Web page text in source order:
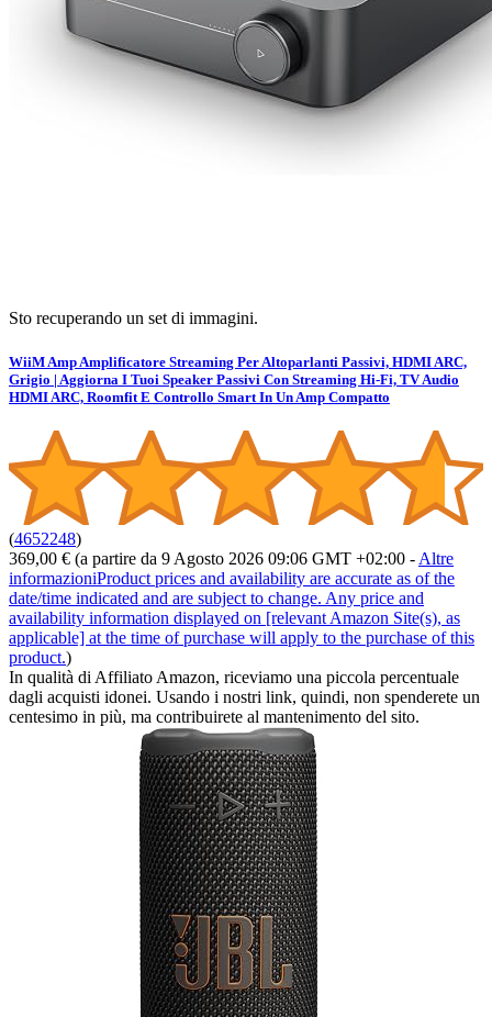
Sto recuperando un set di immagini.
WiiM Amp Amplificatore Streaming Per Altoparlanti Passivi, HDMI ARC,
Grigio | Aggiorna I Tuoi Speaker Passivi Con Streaming Hi-Fi, TV Audio
HDMI ARC, Roomfit E Controllo Smart In Un Amp Compatto
(4652248)
369,00 € (a partire da 9 Agosto 2026 09:06 GMT +02:00 - Altre
informazioniProduct prices and availability are accurate as of the
date/time indicated and are subject to change. Any price and
availability information displayed on [relevant Amazon Site(s), as
applicable] at the time of purchase will apply to the purchase of this
product.)
In qualità di Affiliato Amazon, riceviamo una piccola percentuale
dagli acquisti idonei. Usando i nostri link, quindi, non spenderete un
centesimo in più, ma contribuirete al mantenimento del sito.